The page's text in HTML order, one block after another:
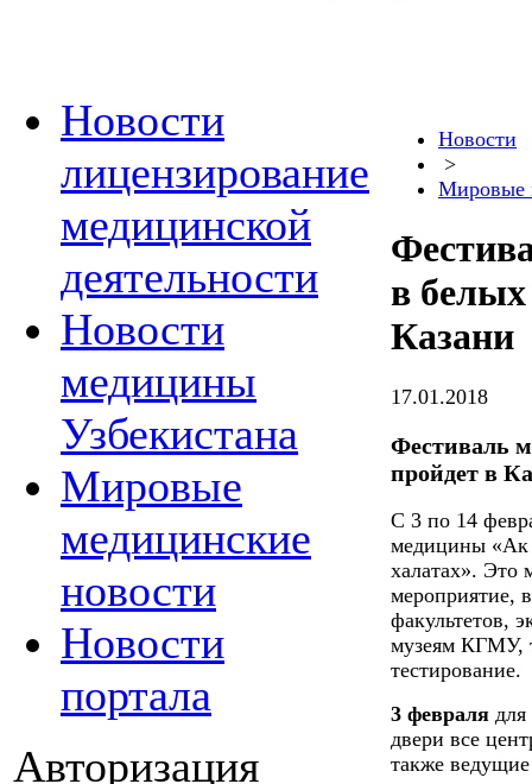
Новости
лицензирование
медицинской
деятельности
Новости
медицины
Узбекистана
Мировые
медицинские
новости
Новости
портала
Авторизация
Новости
>
Мировые
в белых
Казани
17.01.2018
Фестиваль
пройдет в
С 3 по 14
медицины «Ак
халатах». Это
мероприятие,
факультетов,
музеям КГМУ,
тестирование.
3 февраля для
двери все
также